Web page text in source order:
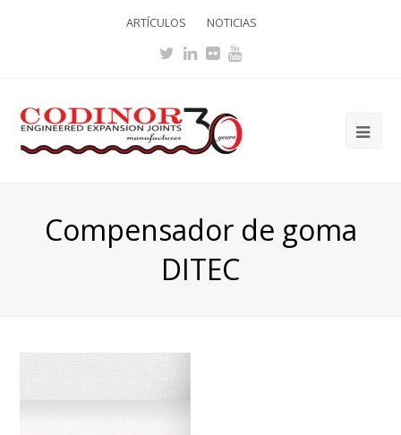
ARTÍCULOS NOTICIAS
Twitter
LinkedIn
FlickrYoutube
Compensador de goma
DITEC